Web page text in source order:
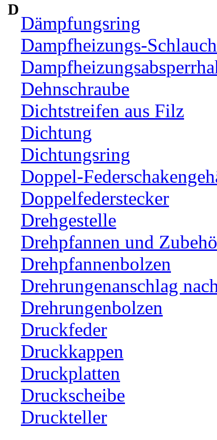
D
Dämpfungsring
Dampfheizungs-
Dehnschraube
Dichtstreifen aus Filz
Dichtung
Dichtungsring
Doppel-
Doppelfederstecker
Drehgestelle
Drehpfannen und
Drehpfannenbolzen
Drehrungenanschlag
Drehrungenbolzen
Druckfeder
Druckkappen
Druckplatten
Druckscheibe
Druckteller